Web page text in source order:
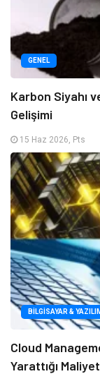
GENEL
Karbon Siyahı
Gelişimi
15 Haz 2026, Pts
BILGISAYAR &
Cloud
Yarattığı